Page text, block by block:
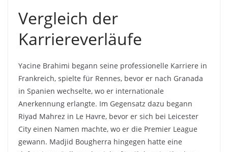
Vergleich der
Karriereverläufe
Yacine Brahimi begann seine professionelle Karriere in
Frankreich, spielte für Rennes, bevor er nach Granada
in Spanien wechselte, wo er internationale
Anerkennung erlangte. Im Gegensatz dazu begann
Riyad Mahrez in Le Havre, bevor er sich bei Leicester
City einen Namen machte, wo er die Premier League
gewann. Madjid Bougherra hingegen hatte eine